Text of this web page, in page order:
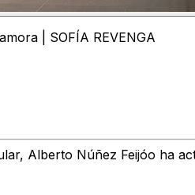
| SOFÍA REVENGA
Alberto Núñez Feijóo ha